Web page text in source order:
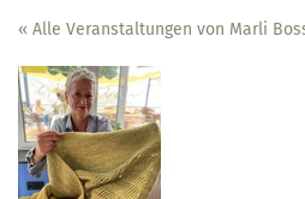
Zum
Inhalt
springen
« Alle Veranstaltungen von Marli